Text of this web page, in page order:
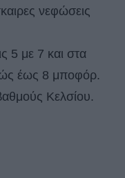
νεφώσεις
5 με 7 και στα
έως 8 μποφόρ.
Κελσίου.